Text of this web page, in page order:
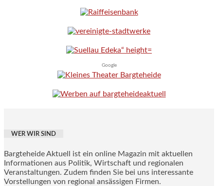
Google
WER WIR SIND
Bargteheide Aktuell ist ein online Magazin mit aktuellen
Informationen aus Politik, Wirtschaft und regionalen
Veranstaltungen. Zudem finden Sie bei uns interessante
Vorstellungen von regional ansässigen Firmen.